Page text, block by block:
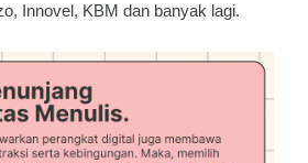
Innovel, KBM dan banyak lagi.